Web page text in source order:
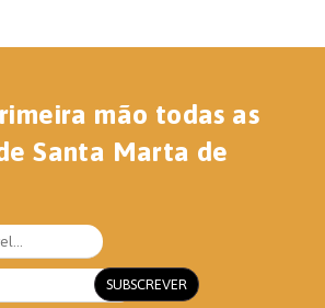
mão todas as
Santa Marta de